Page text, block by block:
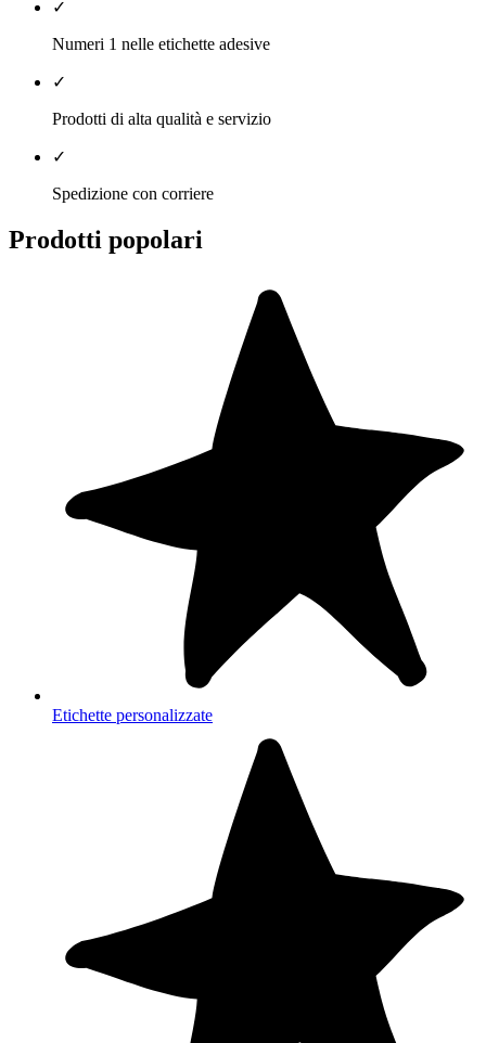
✓
Numeri 1 nelle etichette adesive
✓
Prodotti di alta qualità e servizio
✓
Spedizione con corriere
Prodotti popolari
Etichette personalizzate